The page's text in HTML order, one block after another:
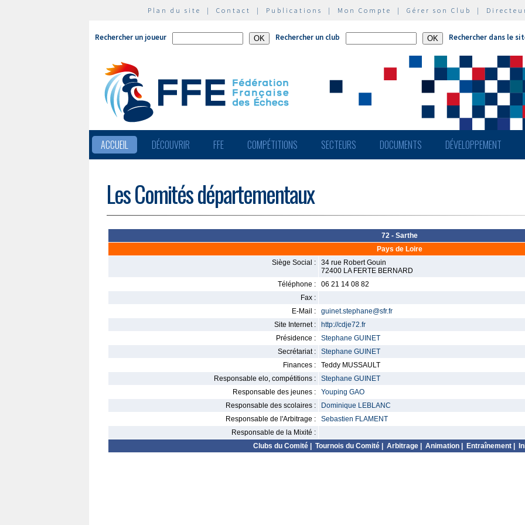
Plan du site | Contact | Publications | Mon Compte | Gérer son Club |
Rechercher un joueur Rechercher un club Rechercher dans le
ACCUEIL DÉCOUVRIR FFE COMPÉTITIONS SECTEURS DOCUMENTS DÉVELOPPEMENT
Les Comités départementaux
72 - Sarthe
Pays de Loire
Siège Social :
34 rue Robert Gouin
72400 LA FERTE BERNARD
Téléphone :
06 21 14 08 82
Fax :
E-Mail :
guinet.stephane@sfr.fr
Site Internet :
http://cdje72.fr
Présidence :
Stephane GUINET
Secrétariat :
Stephane GUINET
Finances :
Teddy MUSSAULT
Responsable elo, compétitions :
Stephane GUINET
Responsable des jeunes :
Youping GAO
Responsable des scolaires :
Dominique LEBLANC
Responsable de l'Arbitrage :
Sebastien FLAMENT
Responsable de la Mixité :
Clubs du Comité| Tournois du Comité| Arbitrage| Animation| Entraînement|